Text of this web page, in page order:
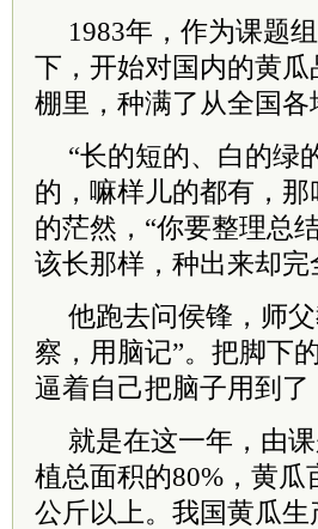
1983年，作为课题
下，开始对国内的黄
棚里，种满了从全国
“长的短的、白的绿
的，嘛样儿的都有，
的茫然，“你要整理总
该长那样，种出来却
他跑去问侯锋，师
察，用脑记”。把脚下
逼着自己把脑子用到了
就是在这一年，由
植总面积的80%，黄瓜
公斤以上。我国黄瓜